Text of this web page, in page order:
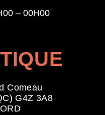
– 00H00
Comeau
G4Z 3A8